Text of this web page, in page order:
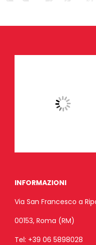
INFORMAZIONI
Via San Francesco a
00153, Roma (RM)
Tel: +39 06 5898028